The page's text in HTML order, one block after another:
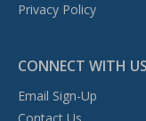
Privacy Policy
CONNECT WITH
Email Sign-Up